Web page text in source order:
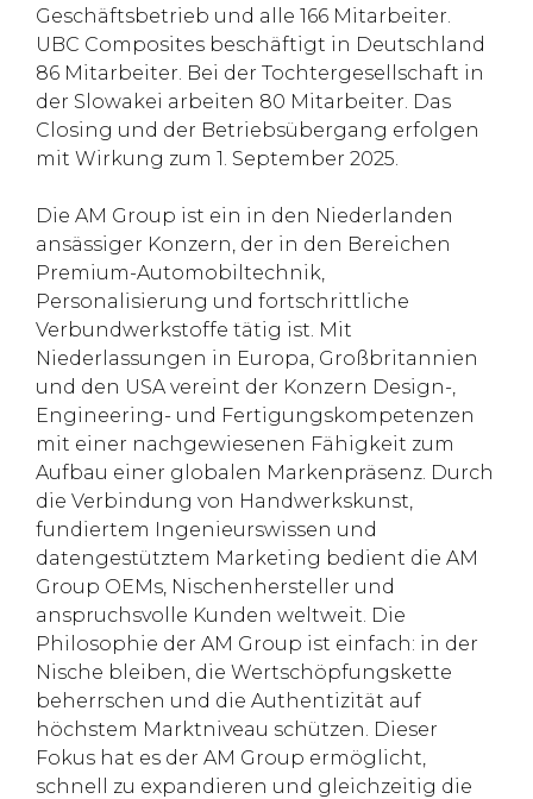
Geschäftsbetrieb und alle 166 Mitarbeiter.
UBC Composites beschäftigt in Deutschland
86 Mitarbeiter. Bei der Tochtergesellschaft in
der Slowakei arbeiten 80 Mitarbeiter. Das
Closing und der Betriebsübergang erfolgen
mit Wirkung zum 1. September 2025.
Die AM Group ist ein in den Niederlanden
ansässiger Konzern, der in den Bereichen
Premium-Automobiltechnik,
Personalisierung und fortschrittliche
Verbundwerkstoffe tätig ist. Mit
Niederlassungen in Europa, Großbritannien
und den USA vereint der Konzern Design-,
Engineering- und Fertigungskompetenzen
mit einer nachgewiesenen Fähigkeit zum
Aufbau einer globalen Markenpräsenz. Durch
die Verbindung von Handwerkskunst,
fundiertem Ingenieurswissen und
datengestütztem Marketing bedient die AM
Group OEMs, Nischenhersteller und
anspruchsvolle Kunden weltweit. Die
Philosophie der AM Group ist einfach: in der
Nische bleiben, die Wertschöpfungskette
beherrschen und die Authentizität auf
höchstem Marktniveau schützen. Dieser
Fokus hat es der AM Group ermöglicht,
schnell zu expandieren und gleichzeitig die